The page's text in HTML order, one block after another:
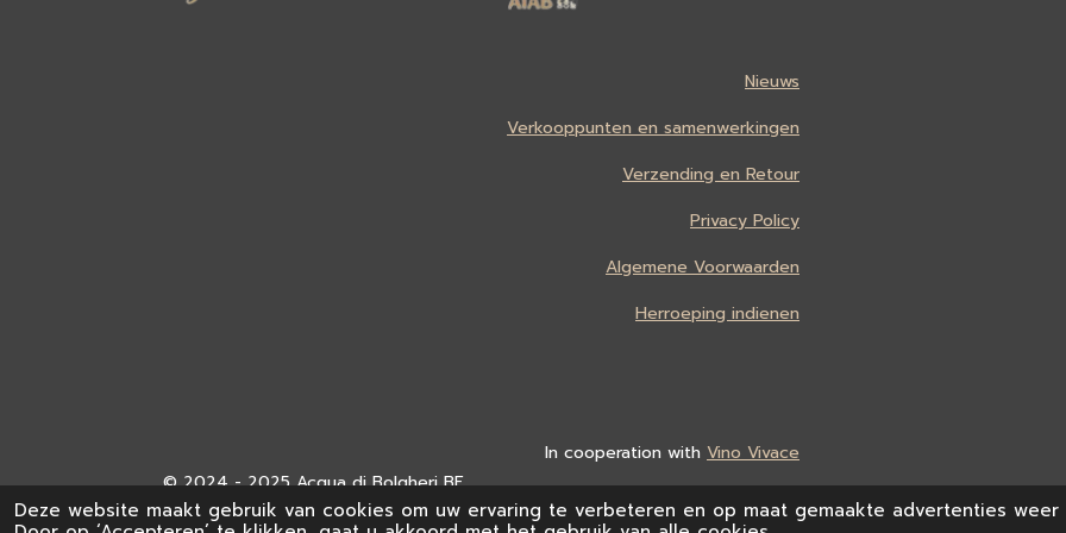
Deze website maakt gebruik van cookies om uw ervaring te verbeteren en op maat gemaakte advertenties weer
Nieuws
Verkooppunten en samenwerkingen
Verzending en Retour
Privacy Policy
Algemene Voorwaarden
Herroeping indienen
In cooperation with Vino Vivace
© 2024 - 2025 Acqua di Bolgheri BE